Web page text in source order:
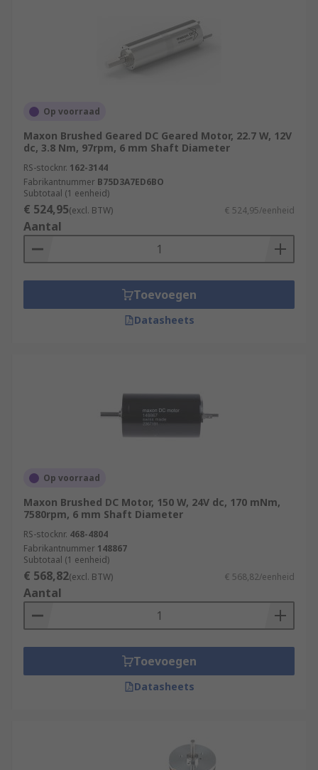
Op voorraad
Maxon Brushed Geared DC Geared Motor, 22.7 W, 12V
dc, 3.8 Nm, 97rpm, 6 mm Shaft Diameter
RS-stocknr. 162-3144
Fabrikantnummer B75D3A7ED6BO
Subtotaal (1 eenheid)
€ 524,95(excl. BTW) € 524,95/eenheid
Aantal
Toevoegen
Datasheets
Op voorraad
Maxon Brushed DC Motor, 150 W, 24V dc, 170 mNm,
7580rpm, 6 mm Shaft Diameter
RS-stocknr. 468-4804
Fabrikantnummer 148867
Subtotaal (1 eenheid)
€ 568,82(excl. BTW) € 568,82/eenheid
Aantal
Toevoegen
Datasheets